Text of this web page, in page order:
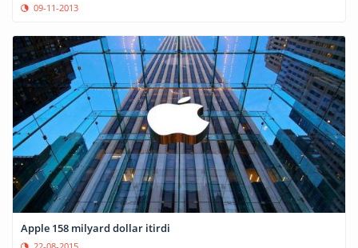
09-11-2013
Apple 158 milyard dollar itirdi